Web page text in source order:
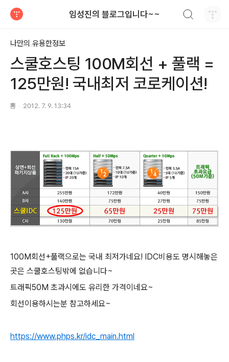
임성진의 블로그입니다~~
나만의 유용한정보
스쿨호스팅 100M회선 + 풀랙 =
125만원! 국내최저 코로케이션!
뽐 2012. 7. 9. 13:34
100M회선+풀랙으로는 국내 최저가네요! IDC비용도 명시해놓은
곳은 스쿨호스팅밖에 없습니다~
트래픽50M 초과시에도 유리한 가격이네요~
회선이용하시는분 참고하세요~
https://www.phps.kr/idc_main.html